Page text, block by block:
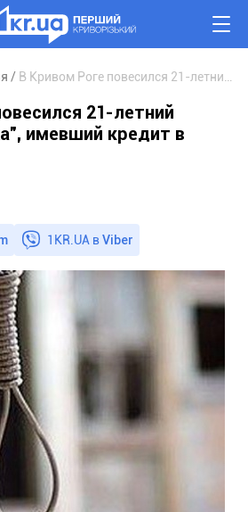
21-летний
имевший кредит в
1KR.UA вViber